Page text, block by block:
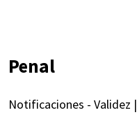
Penal
Notificaciones - Validez |